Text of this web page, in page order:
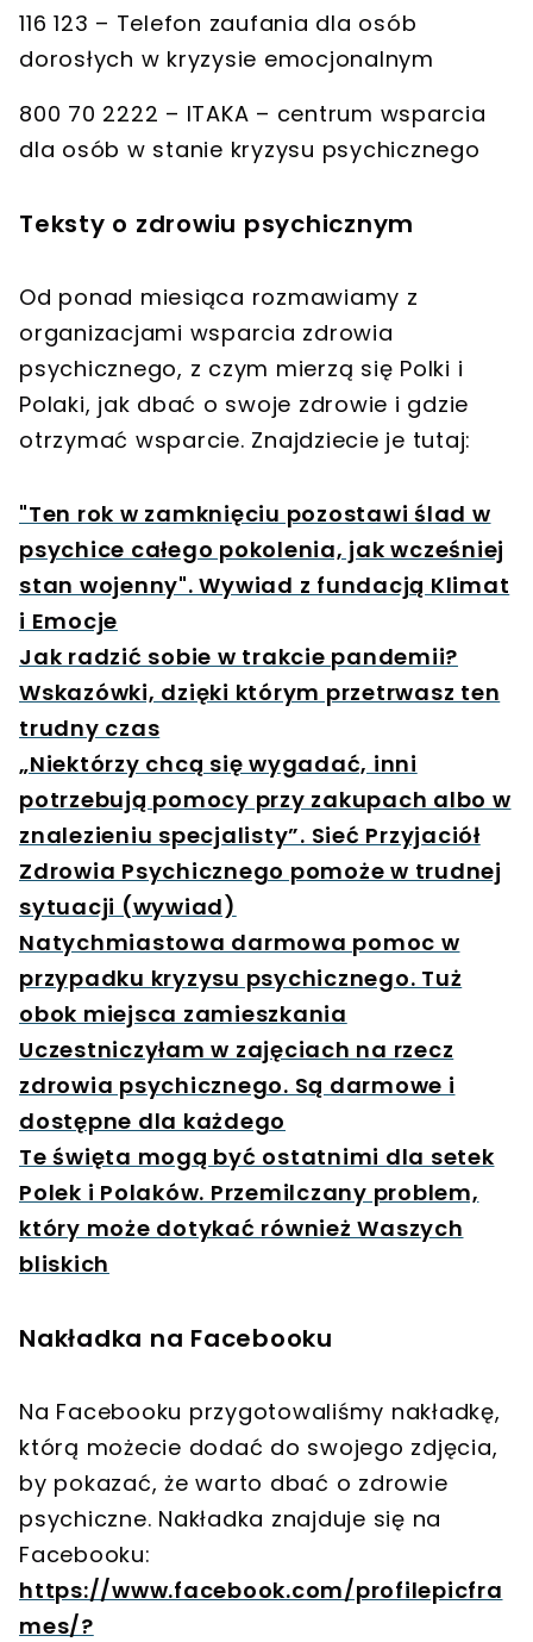
116 123 – Telefon zaufania dla osób
dorosłych w kryzysie emocjonalnym
800 70 2222 – ITAKA – centrum wsparcia
dla osób w stanie kryzysu psychicznego
Teksty o zdrowiu psychicznym
Od ponad miesiąca rozmawiamy z
organizacjami wsparcia zdrowia
psychicznego, z czym mierzą się Polki i
Polaki, jak dbać o swoje zdrowie i gdzie
otrzymać wsparcie. Znajdziecie je tutaj:
"Ten rok w zamknięciu pozostawi ślad w
psychice całego pokolenia, jak wcześniej
stan wojenny". Wywiad z fundacją Klimat
i Emocje
Jak radzić sobie w trakcie pandemii?
Wskazówki, dzięki którym przetrwasz ten
trudny czas
„Niektórzy chcą się wygadać, inni
potrzebują pomocy przy zakupach albo w
znalezieniu specjalisty”. Sieć Przyjaciół
Zdrowia Psychicznego pomoże w trudnej
sytuacji (wywiad)
Natychmiastowa darmowa pomoc w
przypadku kryzysu psychicznego. Tuż
obok miejsca zamieszkania
Uczestniczyłam w zajęciach na rzecz
zdrowia psychicznego. Są darmowe i
dostępne dla każdego
Te święta mogą być ostatnimi dla setek
Polek i Polaków. Przemilczany problem,
który może dotykać również Waszych
bliskich
Nakładka na Facebooku
Na Facebooku przygotowaliśmy nakładkę,
którą możecie dodać do swojego zdjęcia,
by pokazać, że warto dbać o zdrowie
psychiczne. Nakładka znajduje się na
Facebooku:
https://www.facebook.com/profilepicfra
mes/?